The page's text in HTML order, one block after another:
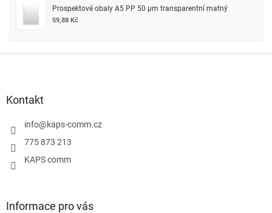
Prospektové obaly A5 PP 50 µm transparentní matný
59,88 Kč
Kontakt
info@kaps-comm.cz
775 873 213
KAPS comm
Informace pro vás